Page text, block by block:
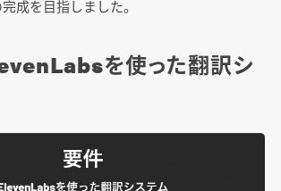
成を目指しました。
を使った翻訳シ